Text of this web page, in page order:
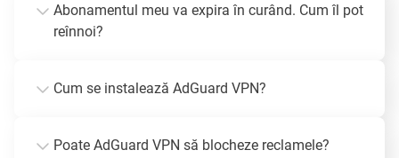
Abonamentul meu va expira în curând. Cum îl pot
reînnoi?
Cum se instalează AdGuard VPN?
Poate AdGuard VPN să blocheze reclamele?